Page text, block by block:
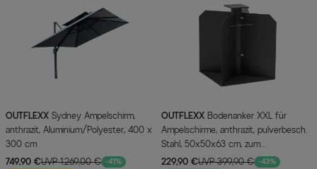
OUTFLEXX
anthrazit, Aluminium/Polyester, 400 x
300 cm
749,90 €UVP 1.269,00 € -41%
OUTFLEXX
Ampelschirme, anthrazit, pulverbesch.
Stahl, 50x50x63 cm, zum
Einbetonieren
229,90 €UVP 399,90 € -43%